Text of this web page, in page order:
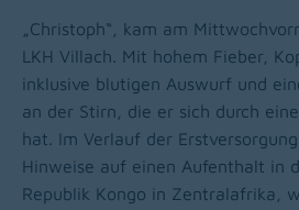
„Christoph“, kam am
LKH Villach. Mit hohem Fieber,
inklusive blutigen Auswurf und
an der Stirn, die er sich durch
hat. Im Verlauf der
Hinweise auf einen Aufenthalt in
Republik Kongo in Zentralafrika,